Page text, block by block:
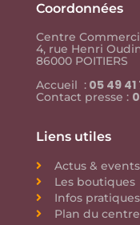
Coordonnées
Centre
4, rue Henri
86000 POITIERS
Accueil : 05 49 41
Contact presse :
Liens utiles
Actus & events
Les boutiques
Infos pratiques
Plan du centre